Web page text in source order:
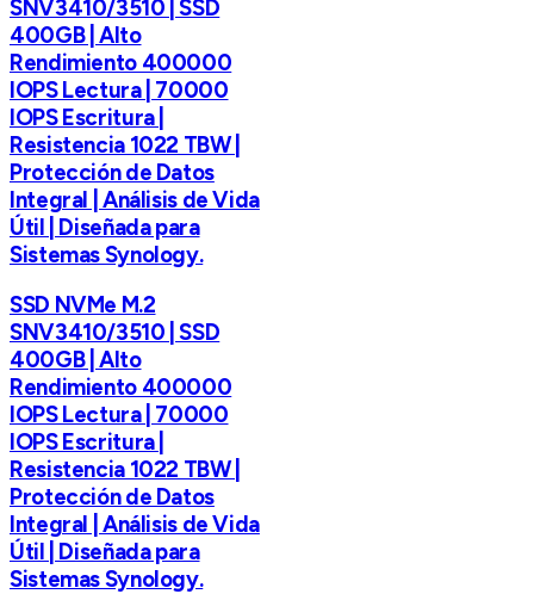
SNV3410/3510 | SSD
400GB | Alto
Rendimiento 400000
IOPS Lectura | 70000
IOPS Escritura |
Resistencia 1022 TBW |
Protección de Datos
Integral | Análisis de Vida
Útil | Diseñada para
Sistemas Synology.
SSD NVMe M.2
SNV3410/3510 | SSD
400GB | Alto
Rendimiento 400000
IOPS Lectura | 70000
IOPS Escritura |
Resistencia 1022 TBW |
Protección de Datos
Integral | Análisis de Vida
Útil | Diseñada para
Sistemas Synology.